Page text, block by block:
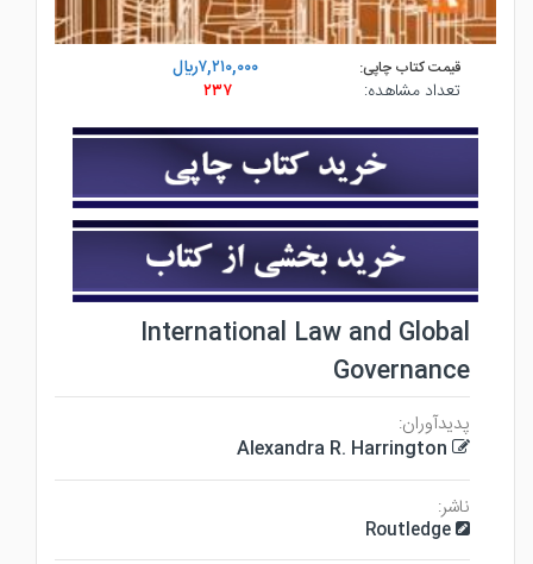
قیمت کتاب چاپی:
۷,۲۱۰,۰۰۰ريال
تعداد مشاهده:
۲۳۷
International Law and Global
Governance
پدیدآوران:
Alexandra R. Harrington
ناشر:
Routledge